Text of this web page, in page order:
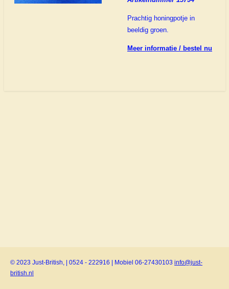
Prachtig honingpotje in
beeldig groen.
Meer informatie / bestel nu
© 2023 Just-British, | 0524 - 222916 | Mobiel 06-27430103 info@just-
british.nl